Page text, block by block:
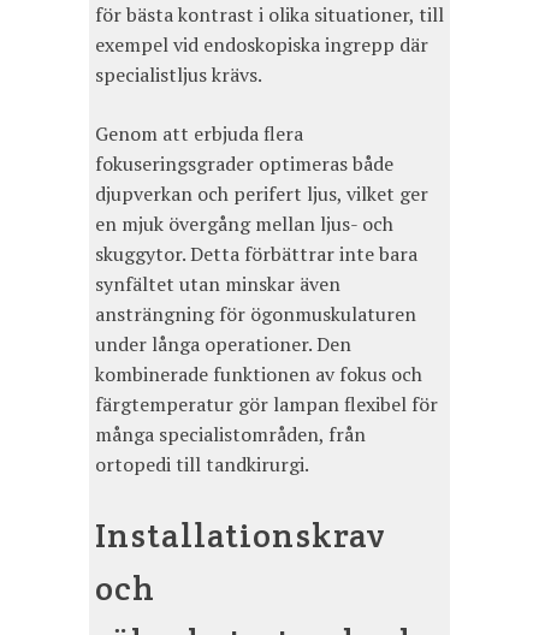
för bästa kontrast i olika situationer, till
exempel vid endoskopiska ingrepp där
specialistljus krävs.
Genom att erbjuda flera
fokuseringsgrader optimeras både
djupverkan och perifert ljus, vilket ger
en mjuk övergång mellan ljus- och
skuggytor. Detta förbättrar inte bara
synfältet utan minskar även
ansträngning för ögonmuskulaturen
under långa operationer. Den
kombinerade funktionen av fokus och
färgtemperatur gör lampan flexibel för
många specialistområden, från
ortopedi till tandkirurgi.
Installationskrav
och